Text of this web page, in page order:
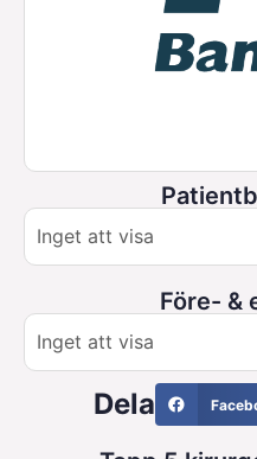
Inget att visa
Före- &
Inget att visa
Dela